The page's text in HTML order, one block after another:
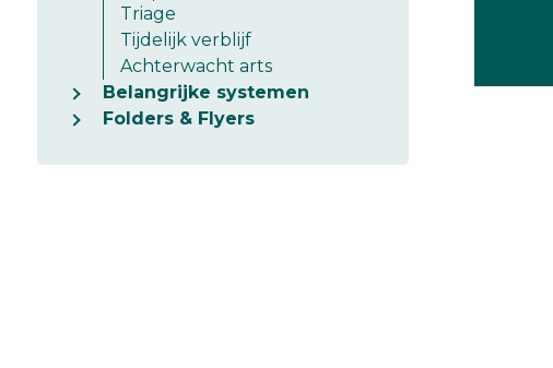
Triage
Tijdelijk verblijf
Achterwacht arts
Belangrijke systemen
Folders & Flyers